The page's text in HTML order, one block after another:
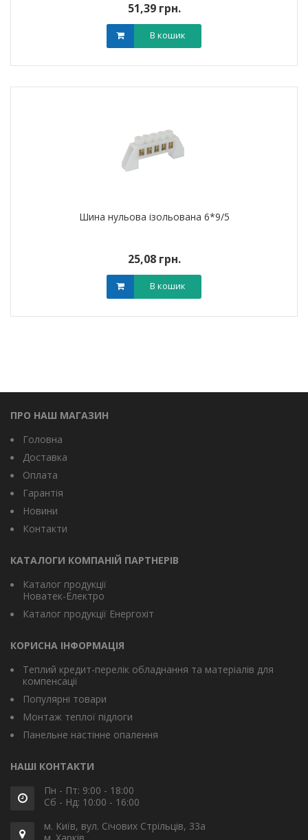
51,39 грн.
В кошик
Шина нульова ізольована 6*9/5
25,08 грн.
В кошик
ПРО НАШ МАГАЗИН
Головна
Доставка
Оплата
Гарантія
Новини
Контакти
КАТАЛОГИ КОМПАНІЙ ПАРТНЕРІВ
Каталог продукції
Новатек-Електро
Каталог продукції Енергохіт
КОРИСНА ІНФОРМАЦІЯ
Теплий кредит-перелік обладнання та матеріалів для
компенсації
Популярні товари
Монтаж теплої підлоги
Панельне настінне опалення
НАШІ КОНТАКТИ
Пн - Пт: 9:00 - 18:00
Сб - Нд: 10:00 - 16:00
м. Київ, вул. Січових Стрільців, 33а